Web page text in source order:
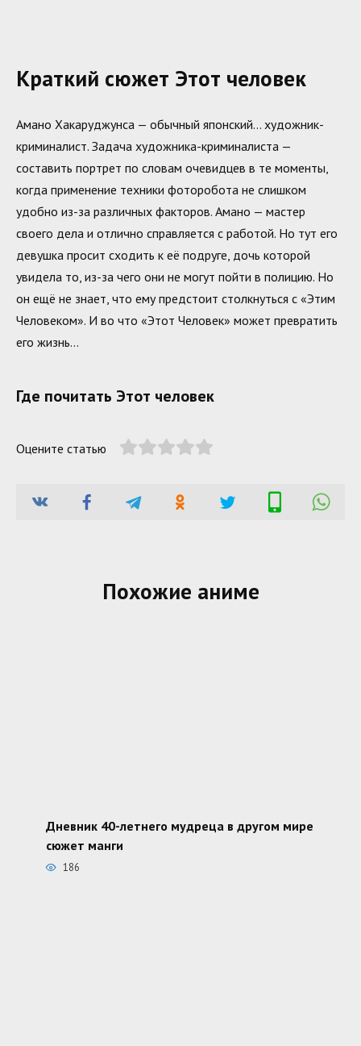
Краткий сюжет Этот человек
Амано Хакаруджунса — обычный японский… художник-
криминалист. Задача художника-криминалиста —
составить портрет по словам очевидцев в те моменты,
когда применение техники фоторобота не слишком
удобно из-за различных факторов. Амано — мастер
своего дела и отлично справляется с работой. Но тут его
девушка просит сходить к её подруге, дочь которой
увидела то, из-за чего они не могут пойти в полицию. Но
он ещё не знает, что ему предстоит столкнуться с «Этим
Человеком». И во что «Этот Человек» может превратить
его жизнь…
Где почитать Этот человек
Оцените статью
Похожие аниме
Дневник 40-летнего мудреца в другом мире
сюжет манги
186